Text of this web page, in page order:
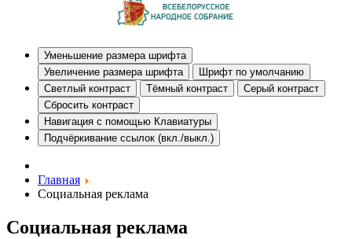
Уменьшение размера шрифта
Увеличение размера шрифта
Шрифт по умолчанию
Светлый контраст
Тёмный контраст
Серый контраст
Сбросить контраст
Навигация с помощью Клавиатуры
Подчёркивание ссылок (вкл./выкл.)
Главная
Социальная реклама
Социальная реклама